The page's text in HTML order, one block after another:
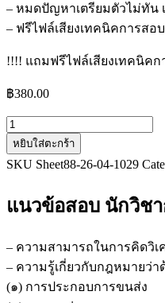
– หมดปัญหาเตรียมตัวไม่ทัน
– ฟรีไฟล์เสียงเทคนิคการส
!!!! แถมฟรีไฟล์เสียงเทคนิค
฿380.00
จำนวน
แนว
ข้อสอบ
วิชาการ
กรม
การ
ขนส่ง
หยิบใส่ตะกร้า
SKU Sheet88-26-04-1029
แนวข้อสอบ นักวิช
– ความสามารถในการคิดวิ
– ความรู้เกี่ยวกับกฎหมายว่
(๑) การประกอบการขนส่ง